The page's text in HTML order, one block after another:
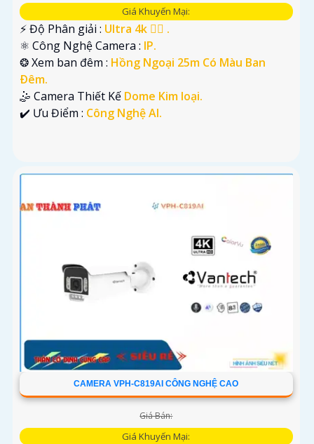
Giá Khuyến Mại:
️⚡ Độ Phân giải : Ultra 4k 👍🏾 .
⚛️ Công Nghệ Camera : IP.
❂ Xem ban đêm : Hồng Ngoại 25m Có Màu Ban
Ðêm.
🤹 Camera Thiết Kế Dome Kim loại.
️✔️ Ưu Điểm : Công Nghệ AI.
CAMERA VPH-C819AI CÔNG NGHỆ CAO
Giá Bán:
Giá Khuyến Mại: